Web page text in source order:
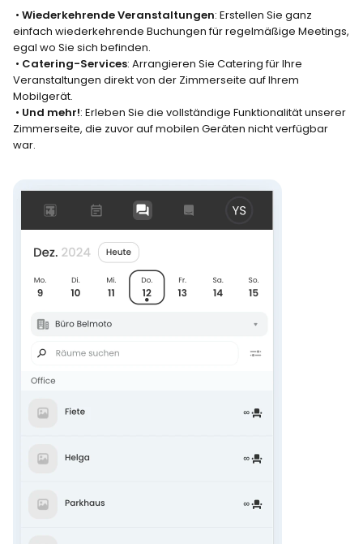
• Wiederkehrende Veranstaltungen: Erstellen Sie ganz
einfach wiederkehrende Buchungen für regelmäßige Meetings,
egal wo Sie sich befinden.
• Catering-Services: Arrangieren Sie Catering für Ihre
Veranstaltungen direkt von der Zimmerseite auf Ihrem
Mobilgerät.
• Und mehr!: Erleben Sie die vollständige Funktionalität unserer
Zimmerseite, die zuvor auf mobilen Geräten nicht verfügbar
war.